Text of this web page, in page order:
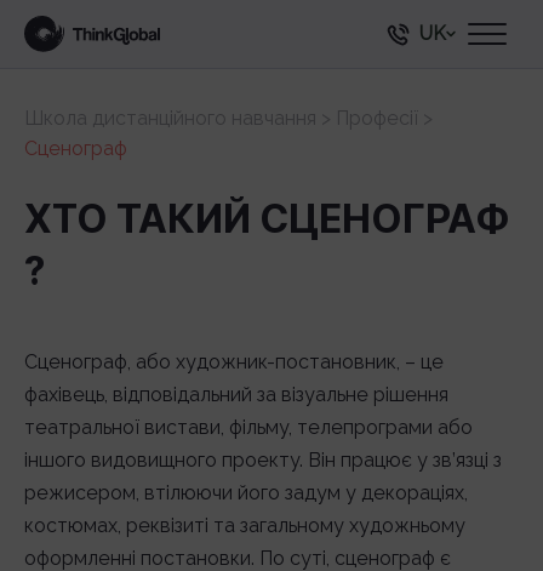
UK
Школа дистанційного навчання > Професії >
Сценограф
ХТО ТАКИЙ СЦЕНОГРАФ
?
Сценограф, або художник-постановник, – це
фахівець, відповідальний за візуальне рішення
театральної вистави, фільму, телепрограми або
іншого видовищного проекту. Він працює у зв’язці з
режисером, втілюючи його задум у декораціях,
костюмах, реквізиті та загальному художньому
оформленні постановки. По суті, сценограф є